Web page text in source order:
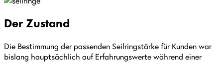
Der Zustand
Die Bestimmung der passenden Seilringstärke für Kunden war
bislang hauptsächlich auf Erfahrungswerte während einer